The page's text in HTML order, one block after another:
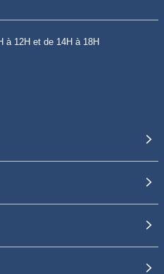
à 12H et de 14H à 18H